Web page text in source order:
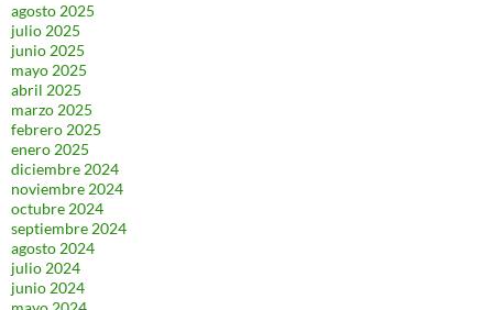
agosto 2025
julio 2025
junio 2025
mayo 2025
abril 2025
marzo 2025
febrero 2025
enero 2025
diciembre 2024
noviembre 2024
octubre 2024
septiembre 2024
agosto 2024
julio 2024
junio 2024